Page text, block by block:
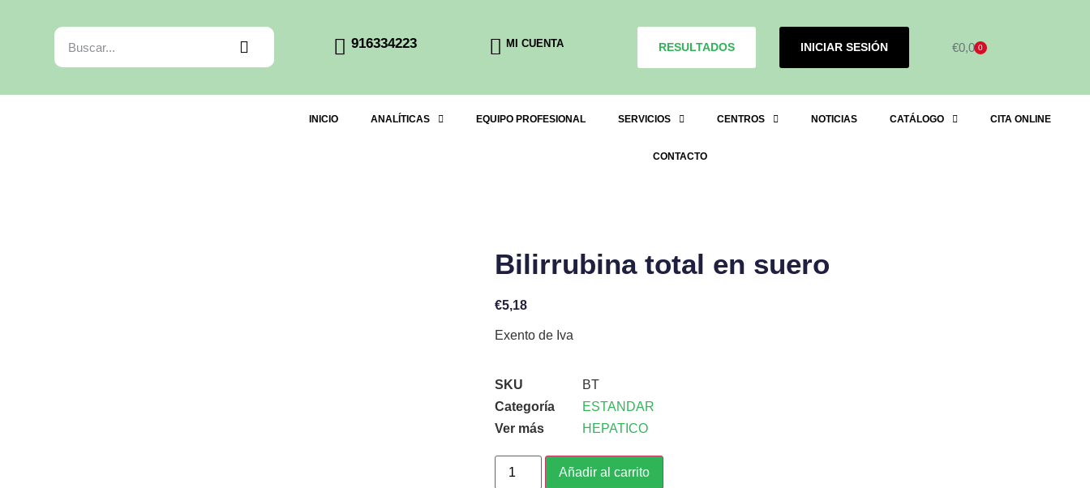
916334223 MI CUENTA RESULTADOS INICIAR SESIÓN €0,000
INICIO ANALÍTICAS EQUIPO PROFESIONAL SERVICIOS CENTROS NOTICIAS CATÁLOGO CITA ONLINE
CONTACTO
Bilirrubina total en suero
€5,18
Exento de Iva
SKU
BT
Categoría
ESTANDAR
Ver más
HEPATICO
Añadir al carrito